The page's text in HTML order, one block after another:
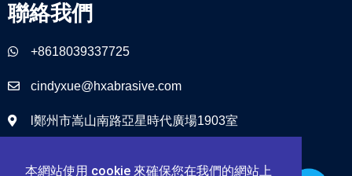
本網站使用 cookie 來確保您在我們的網站上
聯絡我們
+8618039337725
cindyxue@hxabrasive.com
l鄭州市嵩山南路亞星時代廣場1903室